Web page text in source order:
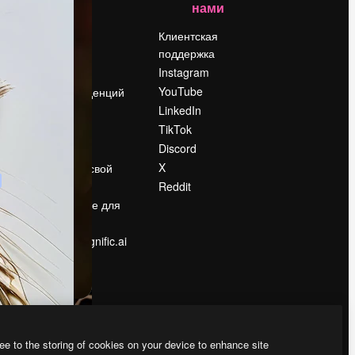
Поиск тенденций
Продайте свой
Помещение для
прессы
Ищете magnific.ai
нами
Клиентская
поддержка
Instagram
YouTube
LinkedIn
TikTok
Discord
X
Reddit
to the storing of cookies on your device to enhance site